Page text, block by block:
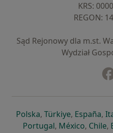
KRS:
REGON:
Sąd Rejonowy dla m.st.
Wydział
Polskaotwiera się w
, Türkiyeotwiera się
, España,
Portugalotwiera się w
, México, Chile,